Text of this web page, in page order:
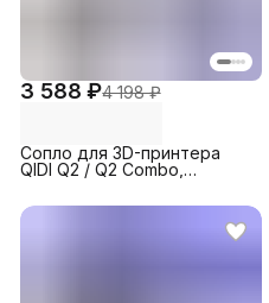
3 588 ₽4 198 ₽
Сопло для 3D-принтера
QIDI Q2 / Q2 Combo,
шт)